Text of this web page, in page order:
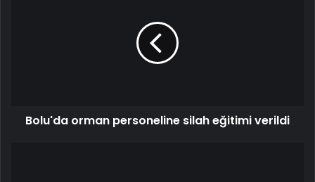
Bolu'da orman personeline silah eğitimi verildi